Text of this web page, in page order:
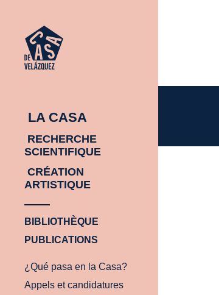
LA CASA
RECHERCHE
SCIENTIFIQUE
CRÉATION
ARTISTIQUE
BIBLIOTHÈQUE
PUBLICATIONS
¿Qué pasa en la Casa?
Appels et candidatures